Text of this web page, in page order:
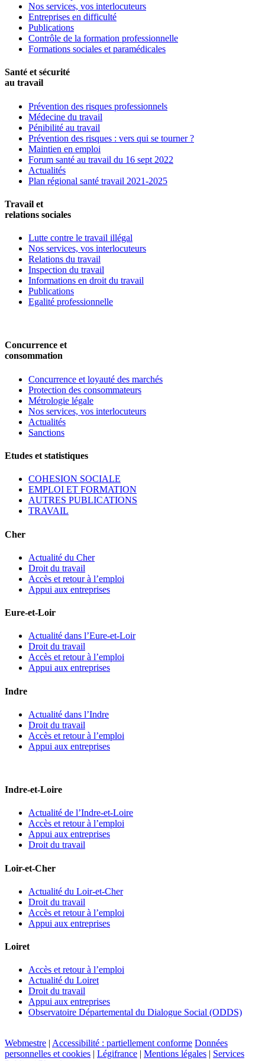
Nos services, vos interlocuteurs
Entreprises en difficulté
Publications
Contrôle de la formation professionnelle
Formations sociales et paramédicales
Santé et sécurité
au travail
Prévention des risques professionnels
Médecine du travail
Pénibilité au travail
Prévention des risques : vers qui se tourner ?
Maintien en emploi
Forum santé au travail du 16 sept 2022
Actualités
Plan régional santé travail 2021-2025
Travail et
relations sociales
Lutte contre le travail illégal
Nos services, vos interlocuteurs
Relations du travail
Inspection du travail
Informations en droit du travail
Publications
Egalité professionnelle
Concurrence et
consommation
Concurrence et loyauté des marchés
Protection des consommateurs
Métrologie légale
Nos services, vos interlocuteurs
Actualités
Sanctions
Etudes et statistiques
COHESION SOCIALE
EMPLOI ET FORMATION
AUTRES PUBLICATIONS
TRAVAIL
Cher
Actualité du Cher
Droit du travail
Accès et retour à l’emploi
Appui aux entreprises
Eure-et-Loir
Actualité dans l’Eure-et-Loir
Droit du travail
Accès et retour à l’emploi
Appui aux entreprises
Indre
Actualité dans l’Indre
Droit du travail
Accès et retour à l’emploi
Appui aux entreprises
Indre-et-Loire
Actualité de l’Indre-et-Loire
Accès et retour à l’emploi
Appui aux entreprises
Droit du travail
Loir-et-Cher
Actualité du Loir-et-Cher
Droit du travail
Accès et retour à l’emploi
Appui aux entreprises
Loiret
Accès et retour à l’emploi
Actualité du Loiret
Droit du travail
Appui aux entreprises
Observatoire Départemental du Dialogue Social (ODDS)
Webmestre | Accessibilité : partiellement conforme Données
personnelles et cookies | Légifrance | Mentions légales | Services